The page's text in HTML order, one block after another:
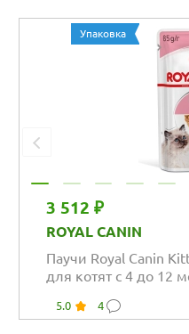
Упаковка
3 512 ₽
ROYAL CANIN
Паучи Royal Canin
для
5.0 4